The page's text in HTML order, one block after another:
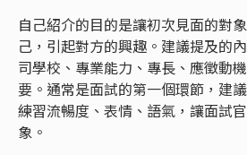
自己紹介的目的是讓初次見面的對
己，引起對方的興趣。建議提及的
司學校、專業能力、專長、應徵動
要。通常是面試的第一個環節，建
練習流暢度、表情、語氣，讓面試
象。